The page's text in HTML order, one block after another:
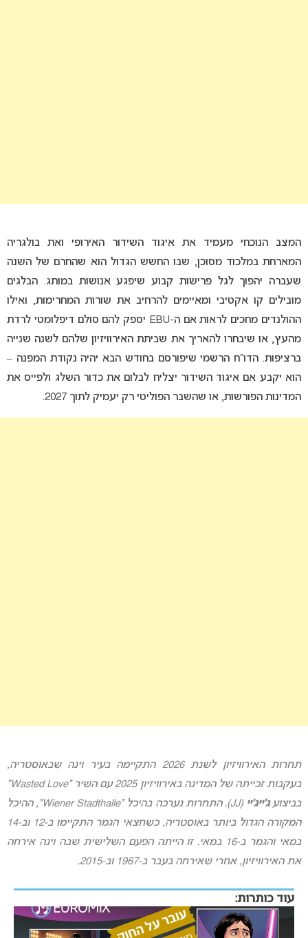
המצב הנוכחי מעמיד את איגוד השידור האירופי ואת בולגריה
המארחת במלכוד מסוכן, שבו החשש הגדול הוא שהחרם של השנה
שעברה יהפוך לגל פרישות קבוע שיפגע אנושות במותג. הבלגים
מובילים קו אקטיבי ומאיימים להרחיב את שורות המחרימות, ואילו
ההולנדים מחכים לראות אם ה-EBU יספק להם סולם דיפלומטי לרדת
מהעץ, או שיבחרו להאריך את שביתת האירוויזיון שלהם לשנה שנייה
ברציפות. הדו”ח הרשמי שיפורסם בחודש הבא יהיה נקודת המפנה –
הוא יקבע אם איגוד השידור יצליח לבלום את כדור השלג ולפייס את
המדינות הפורשות, או שהשבר הפוליטי רק יעמיק לתוך 2027.
תחרות האירוויזיון לשנת 2026 התקיימה בעיר וינה שבאוסטריה,
בעקבות זכייתה של המדינה באירוויזיון 2025 עם השיר “Wasted Love”
בביצועג’ייג’יי
(JJ). התחרות נערכה בהיכל “Wiener Stadthalle”, ההיכל
המקורה הגדול ביותר באוסטריה, כשחצאי הגמר התקיימו ב-12 וב-14
במאי והגמר ב-16 במאי. זו הייתה הפעם השלישית שבה וינה אירחה
את האירוויזיון, אחרי שאירחה בעבר ב-1967 וב-2015.
עוד כותרות: